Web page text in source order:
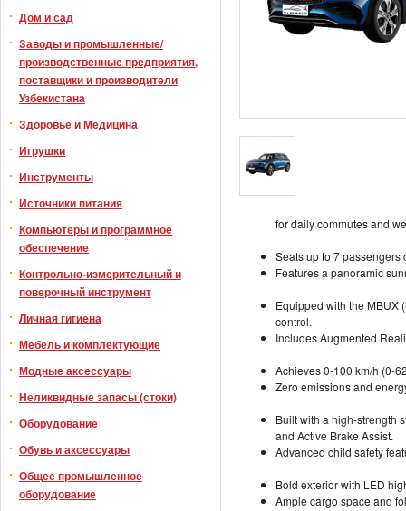
Дом и сад
Заводы и промышленные/
производственные предприятия,
поставщики и производители
Узбекистана
Здоровье и Медицина
Игрушки
Инструменты
Источники питания
Компьютеры и программное
обеспечение
Контрольно-измерительный и
поверочный инструмент
Личная гигиена
Мебель и комплектующие
Модные аксессуары
Неликвидные запасы (стоки)
Оборудование
Обувь и аксессуары
Общее промышленное
оборудование
for daily commutes and
Seats up to 7 passengers
Features a panoramic
Equipped with the MBUX
control.
Includes Augmented
Achieves 0-100 km/h (0-
Zero emissions and
Built with a high-strength
and Active Brake Assist.
Advanced child safety
Bold exterior with LED
Ample cargo space and